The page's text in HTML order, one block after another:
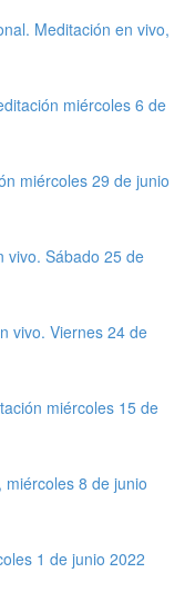
Meditación en vivo,
miércoles 6 de
miércoles 29 de junio
vivo. Sábado 25 de
vivo. Viernes 24 de
miércoles 15 de
8 de junio
1 de junio 2022